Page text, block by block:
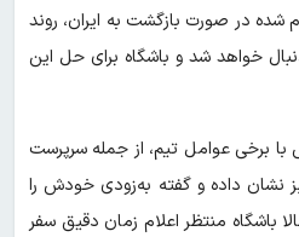
شده در صورت بازگشت به ایران، روند
خواهد شد و باشگاه برای حل این
با برخی عوامل تیم، از جمله سرپرست
نشان داده و گفته به‌زودی خودش را
باشگاه منتظر اعلام زمان دقیق سفر